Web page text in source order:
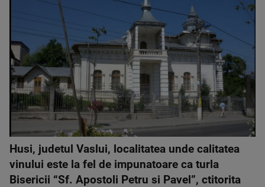
Husi, judetul Vaslui, localitatea unde calitatea
vinului este la fel de impunatoare ca turla
Bisericii “Sf. Apostoli Petru si Pavel”, ctitorita